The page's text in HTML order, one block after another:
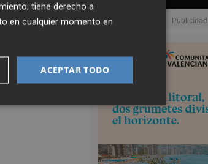
tiene derecho a
en cualquier momento en
ACEPTAR TODO